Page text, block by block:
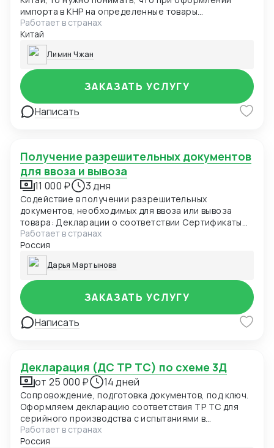
импорта в КНР на определенные товары
необходима сертификация происхождения в
соответствии с требованиями Главного
государственного управления Китая по надзору за
качеством, инспекции и карантину, а при импорте
продуктов питания необходимо пройти
обязательную процедуру сертификации этикетки и
упаковки, которая займет несколько месяцев.
Работает в странах
Китай
Лимин Чжан
Написать
ЗАКАЗАТЬ УСЛУГУ
Получение разрешительных документов
для ввоза и вывоза
11 000 ₽ 3 дня
Содействие в получении разрешительных
документов, необходимых для ввоза или вывоза
товара: Декларации о соответствии Сертификаты
соответствия Свидетельства о государственной
регистрации Идентификационные заключения
ФСТЭК Лицензии
Работает в странах
Россия
Дарья Мартынова
Написать
ЗАКАЗАТЬ УСЛУГУ
Декларация (ДС ТР ТС) по схеме 3Д
от 25 000 ₽ 14 дней
Сопровождение, подготовка документов, под ключ.
Оформляем декларацию соответствия ТР ТС для
серийного производства с испытаниями в
аккредитованной лабораторией и контролем
производства.
Работает в странах
Россия